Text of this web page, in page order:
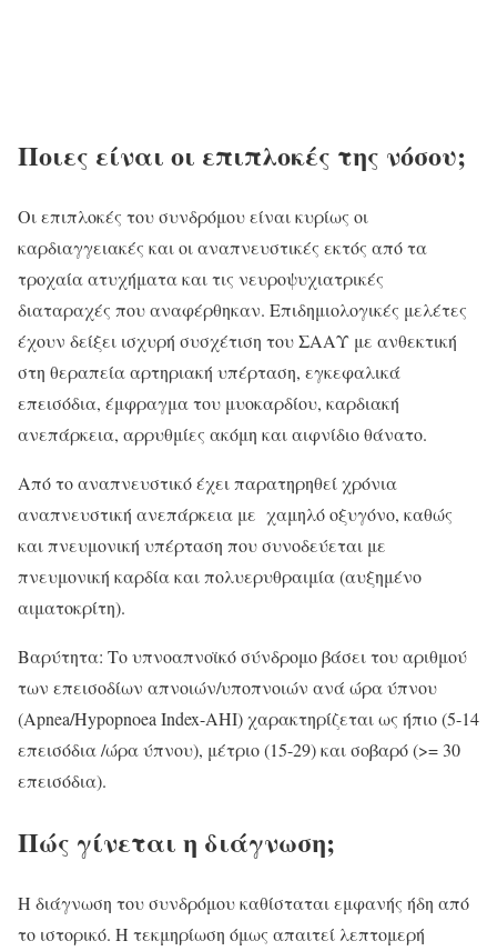
Ποιες είναι οι επιπλοκές της νόσου;
Οι επιπλοκές του συνδρόμου είναι κυρίως οι
καρδιαγγειακές και οι αναπνευστικές εκτός από τα
τροχαία ατυχήματα και τις νευροψυχιατρικές
διαταραχές που αναφέρθηκαν. Επιδημιολογικές μελέτες
έχουν δείξει ισχυρή συσχέτιση του ΣΑΑΥ με ανθεκτική
στη θεραπεία αρτηριακή υπέρταση, εγκεφαλικά
επεισόδια, έμφραγμα του μυοκαρδίου, καρδιακή
ανεπάρκεια, αρρυθμίες ακόμη και αιφνίδιο θάνατο.
Από το αναπνευστικό έχει παρατηρηθεί χρόνια
αναπνευστική ανεπάρκεια με χαμηλό οξυγόνο, καθώς
και πνευμονική υπέρταση που συνοδεύεται με
πνευμονική καρδία και πολυερυθραιμία (αυξημένο
αιματοκρίτη).
Βαρύτητα: Tο υπνοαπνοϊκό σύνδρομο βάσει του αριθμού
των επεισοδίων απνοιών/υποπνοιών ανά ώρα ύπνου
(Apnea/Hypopnoea Index-AHI) χαρακτηρίζεται ως ήπιο (5-14
επεισόδια /ώρα ύπνου), μέτριο (15-29) και σοβαρό (>= 30
επεισόδια).
Πώς γίνεται η διάγνωση;
H διάγνωση του συνδρόμου καθίσταται εμφανής ήδη από
το ιστορικό. Η τεκμηρίωση όμως απαιτεί λεπτομερή